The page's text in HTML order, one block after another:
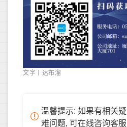
文字丨达布溜
温馨提示: 如果有相关疑
难问题, 可在线咨询客服